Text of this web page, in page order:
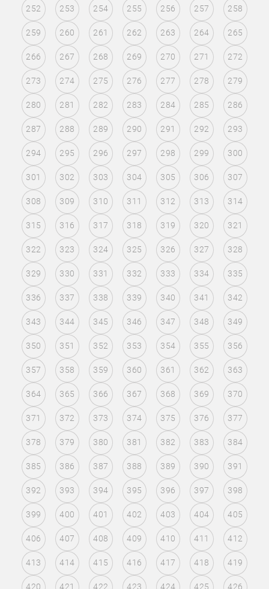
252 253 254 255 256 257 258
259 260 261 262 263 264 265
266 267 268 269 270 271 272
273 274 275 276 277 278 279
280 281 282 283 284 285 286
287 288 289 290 291 292 293
294 295 296 297 298 299 300
301 302 303 304 305 306 307
308 309 310 311 312 313 314
315 316 317 318 319 320 321
322 323 324 325 326 327 328
329 330 331 332 333 334 335
336 337 338 339 340 341 342
343 344 345 346 347 348 349
350 351 352 353 354 355 356
357 358 359 360 361 362 363
364 365 366 367 368 369 370
371 372 373 374 375 376 377
378 379 380 381 382 383 384
385 386 387 388 389 390 391
392 393 394 395 396 397 398
399 400 401 402 403 404 405
406 407 408 409 410 411 412
413 414 415 416 417 418 419
420 421 422 423 424 425 426